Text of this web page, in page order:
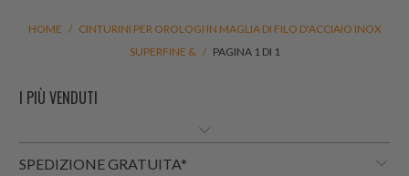
HOME / CINTURINI PER OROLOGI IN MAGLIA DI FILO D'ACCIAIO INOX
SUPERFINE & / PAGINA 1 DI 1
SPEDIZIONE GRATUITA*